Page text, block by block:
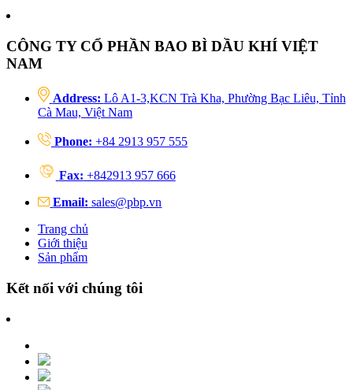
CÔNG TY CỔ PHẦN BAO BÌ DẦU KHÍ VIỆT
NAM
Address: Lô A1-3,KCN Trà Kha, Phường Bạc Liêu, Tỉnh
Cà Mau, Việt Nam
Phone: +84 2913 957 555
Fax: +842913 957 666
Email: sales@pbp.vn
Trang chủ
Giới thiệu
Sản phẩm
Kết nối với chúng tôi